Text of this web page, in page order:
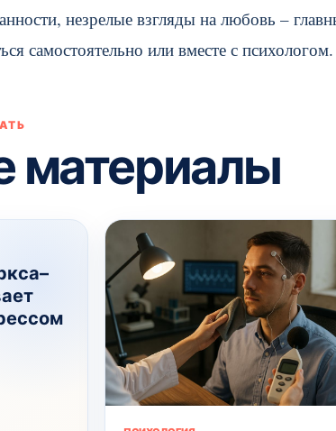
незрелые взгляды на любовь –
самостоятельно или вместе с психологом.
материалы